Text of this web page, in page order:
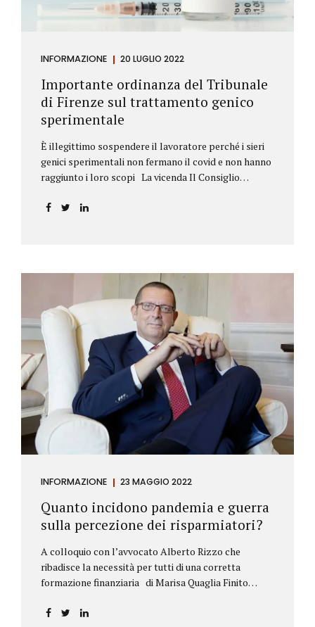
INFORMAZIONE 20 LUGLIO 2022
Importante ordinanza del Tribunale
di Firenze sul trattamento genico
sperimentale
È illegittimo sospendere il lavoratore perché i sieri
genici sperimentali non fermano il covid e non hanno
raggiunto i loro scopi La vicenda Il Consiglio
alla sospensione di una propria iscritta, a causa del
76/2021. La psicologa ricorreva in via d’urgenza al
Tribunale di Firenze per chiedere la sospensione di
tale provvedimento, gravemente pregiudizievole per
la propria persona, in quanto impeditivo dello
svolgimento della libera professione. Per il Giudice
fiorentino, Dott.ssa Susanna Zanda, il
provvedimento assunto dal Consiglio lede...
INFORMAZIONE 23 MAGGIO 2022
Quanto incidono pandemia e guerra
sulla percezione dei risparmiatori?
A colloquio con l’avvocato Alberto Rizzo che
ribadisce la necessità per tutti di una corretta
formazione finanziaria di Marisa Quaglia Finito
periodo grigio della pandemia da Covid, possiamo